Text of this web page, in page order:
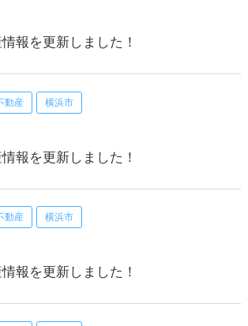
報を更新しました！
動産 横浜市
報を更新しました！
動産 横浜市
報を更新しました！